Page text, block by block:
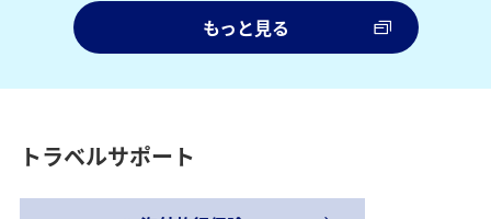
もっと見る
トラベルサポート